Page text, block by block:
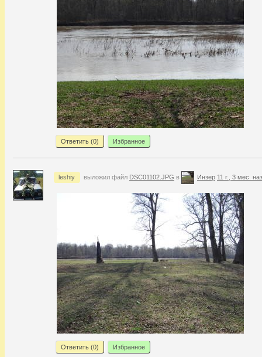
Ответить (0) Избранное
leshiy выложил файл DSC01102.JPG в Инзер 11 г., 3 мес.
Ответить (0) Избранное